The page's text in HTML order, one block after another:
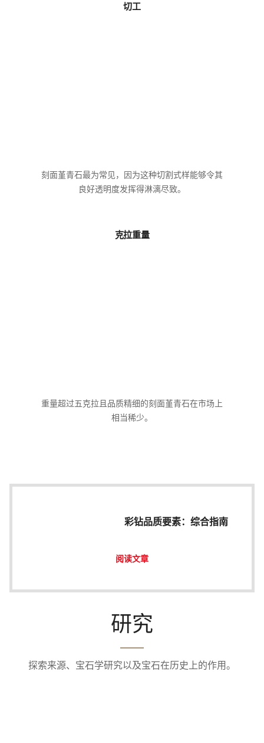
切工
刻面堇青石最为常见，因为这种切割式样能够令其
良好透明度发挥得淋漓尽致。
克拉重量
重量超过五克拉且品质精细的刻面堇青石在市场上
相当稀少。
彩钻品质要素：综合指南
阅读文章
研究
探索来源、宝石学研究以及宝石在历史上的作用。